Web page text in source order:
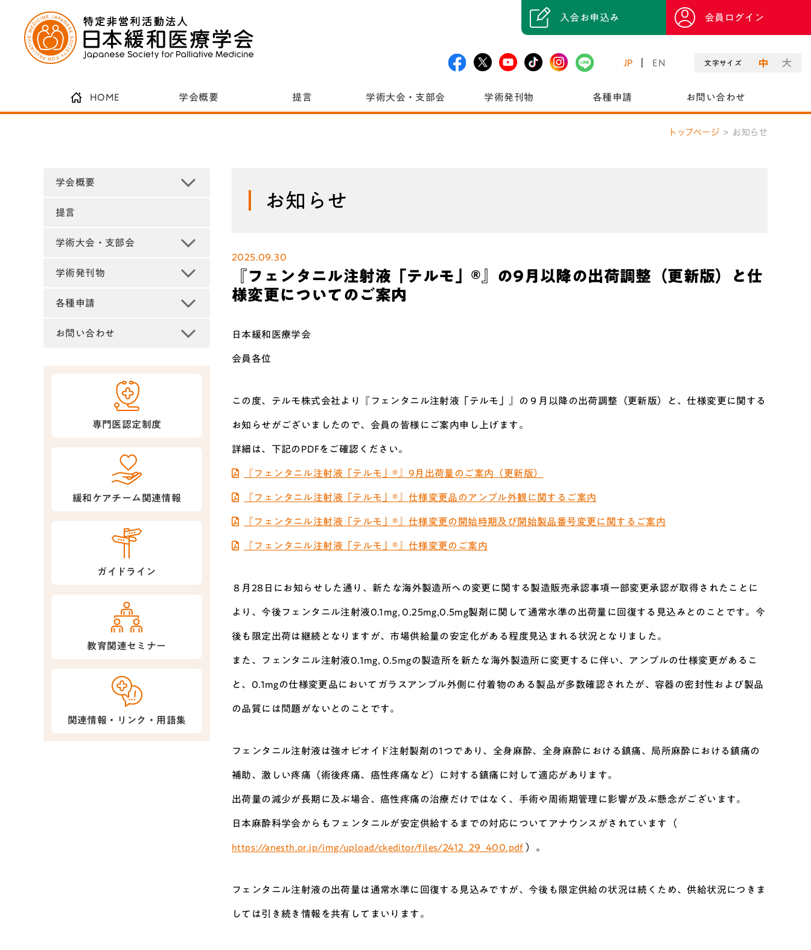
入会お申込み 会員ログイン
JP EN 文字サイズ
HOME 学会概要 提言 学術大会・支部会 学術発刊物 各種申請 お問い合わせ
トップページ お知らせ
学会概要
提言
学術大会・支部会
学術発刊物
各種申請
お問い合わせ
専門医認定制度
緩和ケアチーム関連情報
ガイドライン
教育関連セミナー
関連情報・リンク・用語集
お知らせ
2025.09.30
『フェンタニル注射液「テルモ」®』の9月以降の出荷調整（更新版）と仕
様変更についてのご案内
日本緩和医療学会
会員各位
この度、テルモ株式会社より『フェンタニル注射液「テルモ」』の９月以降の出荷調整（更新版）と、仕様変更に関する
お知らせがございましたので、会員の皆様にご案内申し上げます。
詳細は、下記のPDFをご確認ください。
『フェンタニル注射液「テルモ」®』9月出荷量のご案内（更新版）
『フェンタニル注射液「テルモ」®』仕様変更品のアンプル外観に関するご案内
『フェンタニル注射液「テルモ」®』仕様変更の開始時期及び開始製品番号変更に関するご案内
『フェンタニル注射液「テルモ」®』仕様変更のご案内
８月28日にお知らせした通り、新たな海外製造所への変更に関する製造販売承認事項一部変更承認が取得されたことに
より、今後フェンタニル注射液0.1mg, 0.25mg,0.5mg製剤に関して通常水準の出荷量に回復する見込みとのことです。今
後も限定出荷は継続となりますが、市場供給量の安定化がある程度見込まれる状況となりました。
また、フェンタニル注射液0.1mg, 0.5mgの製造所を新たな海外製造所に変更するに伴い、アンプルの仕様変更があるこ
と、0.1mgの仕様変更品においてガラスアンプル外側に付着物のある製品が多数確認されたが、容器の密封性および製品
の品質には問題がないとのことです。
フェンタニル注射液は強オピオイド注射製剤の1つであり、全身麻酔、全身麻酔における鎮痛、局所麻酔における鎮痛の
補助、激しい疼痛（術後疼痛、癌性疼痛など）に対する鎮痛に対して適応があります。
出荷量の減少が長期に及ぶ場合、癌性疼痛の治療だけではなく、手術や周術期管理に影響が及ぶ懸念がございます。
日本麻酔科学会からもフェンタニルが安定供給するまでの対応についてアナウンスがされています（
https://anesth.or.jp/img/upload/ckeditor/files/2412_29_400.pdf ）。
フェンタニル注射液の出荷量は通常水準に回復する見込みですが、今後も限定供給の状況は続くため、供給状況につきま
しては引き続き情報を共有してまいります。